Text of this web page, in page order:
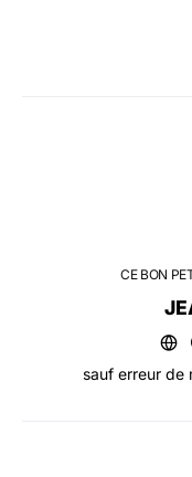
CE BON
sauf erreur